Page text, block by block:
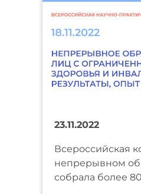
23.11.2022
Всероссийская
непрерывном
собрала более